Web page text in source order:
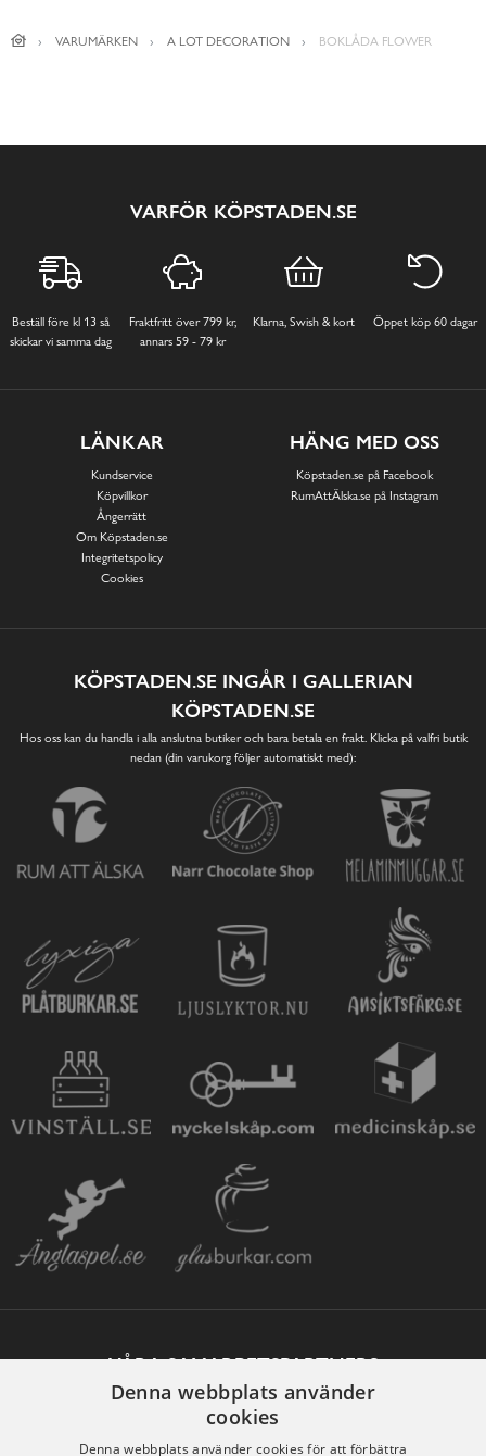
VARUMÄRKEN A LOT DECORATION BOKLÅDA FLOWER
VARFÖR KÖPSTADEN.SE
Beställ före kl 13 så
skickar vi samma dag
Fraktfritt över 799 kr,
annars 59 - 79 kr
Klarna, Swish & kort Öppet köp 60 dagar
LÄNKAR
Kundservice
Köpvillkor
Ångerrätt
Om Köpstaden.se
Integritetspolicy
Cookies
HÄNG MED OSS
Köpstaden.se på Facebook
RumAttÄlska.se på Instagram
KÖPSTADEN.SE INGÅR I GALLERIAN
KÖPSTADEN.SE
Hos oss kan du handla i alla anslutna butiker och bara betala en frakt. Klicka på valfri butik
nedan (din varukorg följer automatiskt med):
VÅRA SAMARBETSPARTNERS
Denna webbplats använder
cookies
Denna webbplats använder cookies för att förbättra